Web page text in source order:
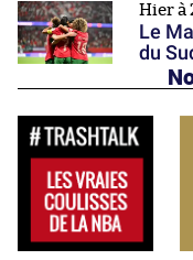
Hier à
Le
du